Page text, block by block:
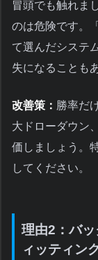
冒頭でも触れま
のは危険です。
て選んだシステ
失になることも
改善策： 勝率だ
大ドローダウン
価しましょう。
してください。
理由2：バ
ィッティング